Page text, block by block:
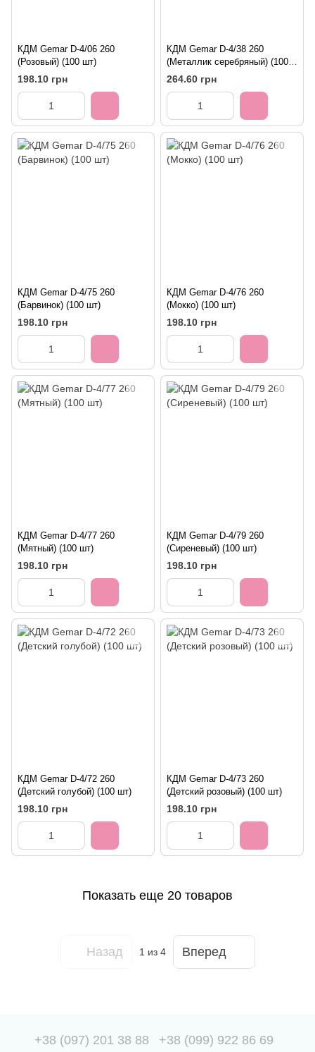
КДМ Gemar D-4/06 260
(Розовый) (100 шт)
198.10 грн
КДМ Gemar D-4/38 260
(Металлик серебряный) (100
шт)
264.60 грн
КДМ Gemar D-4/75 260
(Барвинок) (100 шт)
198.10 грн
КДМ Gemar D-4/76 260
(Мокко) (100 шт)
198.10 грн
КДМ Gemar D-4/77 260
(Мятный) (100 шт)
198.10 грн
КДМ Gemar D-4/79 260
(Сиреневый) (100 шт)
198.10 грн
КДМ Gemar D-4/72 260
(Детский голубой) (100 шт)
198.10 грн
КДМ Gemar D-4/73 260
(Детский розовый) (100 шт)
198.10 грн
Показать еще 20 товаров
Назад 1 из 4 Вперед
+38 (097) 201 38 88 +38 (099) 922 86 69